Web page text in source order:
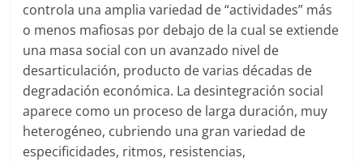
controla una amplia variedad de “actividades” más
o menos mafiosas por debajo de la cual se extiende
una masa social con un avanzado nivel de
desarticulación, producto de varias décadas de
degradación económica. La desintegración social
aparece como un proceso de larga duración, muy
heterogéneo, cubriendo una gran variedad de
especificidades, ritmos, resistencias,